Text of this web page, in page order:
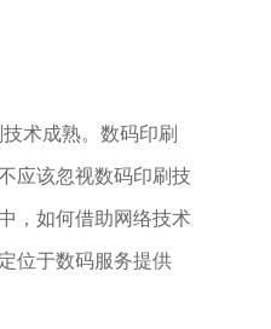
术成熟。数码印刷
应该忽视数码印刷技
，如何借助网络技术
位于数码服务提供